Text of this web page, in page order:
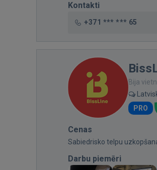
Kontakti
+371 *** *** 65
Bija
PRO
Cenas
Sabiedrisko telpu
Darbu piemēri